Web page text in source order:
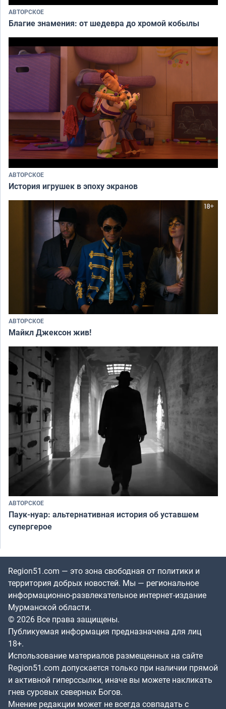
АВТОРСКОЕ
Благие знамения: от шедевра до хромой кобылы
АВТОРСКОЕ
История игрушек в эпоху экранов
АВТОРСКОЕ
Майкл Джексон жив!
АВТОРСКОЕ
Паук-нуар: альтернативная история об уставшем
супергерое
Region51.com — это зона свободная от политики и
территория добрых новостей. Мы — региональное
информационно-развлекательное интернет-издание
Мурманской области.
© 2026 Все права защищены.
Публикуемая информация предназначена для лиц
18+.
Использование материалов размещенных на сайте
Region51.com допускается только при наличии прямой
и активной гиперссылки, иначе вы можете накликать
гнев суровых северных Богов.
Мнение редакции может не всегда совпадать с